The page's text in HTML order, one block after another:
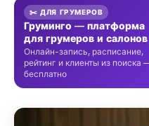
✂️ ДЛЯ ГРУМЕРОВ
Груминго — платформа
для грумеров и салонов
Онлайн-запись, расписание,
рейтинг и клиенты из поиска
бесплатно